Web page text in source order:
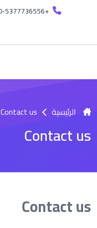
+90-5377736556
الرئيسية Contact us
Contact us
Contact us